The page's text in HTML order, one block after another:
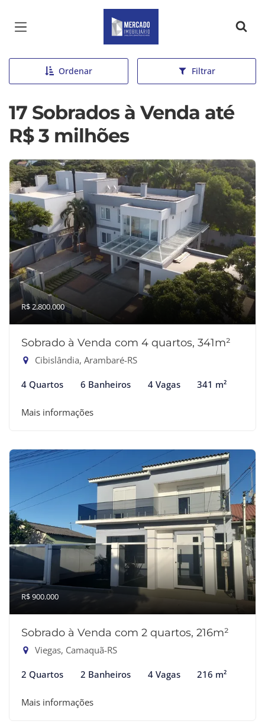
Página inicial
Ordenar Filtrar
17 Sobrados à Venda até
R$ 3 milhões
R$ 2.800.000
Sobrado à Venda com 4 quartos, 341m²
Cibislândia, Arambaré-RS
4 Quartos 6 Banheiros 4 Vagas 341 m²
Mais informações
R$ 900.000
Sobrado à Venda com 2 quartos, 216m²
Viegas, Camaquã-RS
2 Quartos 2 Banheiros 4 Vagas 216 m²
Mais informações